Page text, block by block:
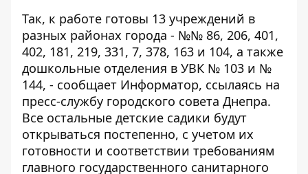
Так, к работе готовы 13 учреждений в
разных районах города - №№ 86, 206, 401,
402, 181, 219, 331, 7, 378, 163 и 104, а также
дошкольные отделения в УВК № 103 и №
144, - сообщает Информатор, ссылаясь на
пресс-службу городского совета Днепра.
Все остальные детские садики будут
открываться постепенно, с учетом их
готовности и соответствии требованиям
главного государственного санитарного